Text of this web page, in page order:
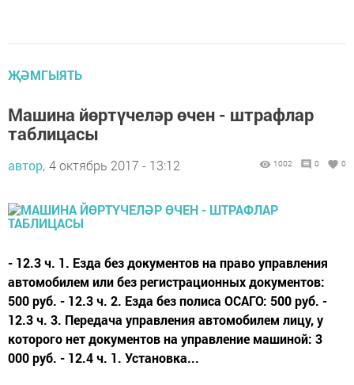
ҖӘМГЫЯТЬ
Машина йөртүчеләр өчен - штрафлар
таблицасы
автор, 4 октябрь 2017 - 13:12 1002 0 0
- 12.3 ч. 1. Езда без документов на право управления
автомобилем или без регистрационных документов:
500 руб. - 12.3 ч. 2. Езда без полиса ОСАГО: 500 руб. -
12.3 ч. 3. Передача управления автомобилем лицу, у
которого нет документов на управление машиной: 3
000 руб. - 12.4 ч. 1. Установка...